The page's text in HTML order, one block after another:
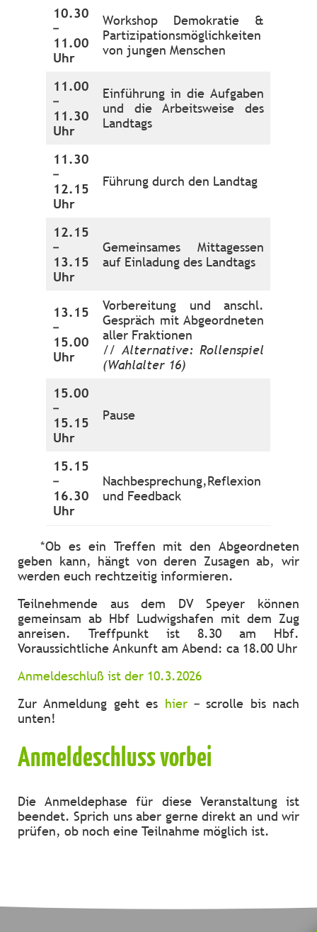
10.30
–
11.00
Uhr
Workshop Demokratie &
Partizipationsmöglichkeiten
von jungen Menschen
11.00
–
11.30
Uhr
Einführung in die Aufgaben
und die Arbeitsweise des
Landtags
11.30
–
12.15
Uhr
Führung durch den Landtag
12.15
–
13.15
Uhr
Gemeinsames Mittagessen
auf Einladung des Landtags
13.15
–
15.00
Uhr
Vorbereitung und anschl.
Gespräch mit Abgeordneten
aller Fraktionen
// Alternative: Rollenspiel
(Wahlalter 16)
15.00
–
15.15
Uhr
Pause
15.15
–
16.30
Uhr
Nachbesprechung,Reflexion
und Feedback
*Ob es ein Treffen mit den Abgeordneten
geben kann, hängt von deren Zusagen ab, wir
werden euch rechtzeitig informieren.
Teilnehmende aus dem DV Speyer können
gemeinsam ab Hbf Ludwigshafen mit dem Zug
anreisen. Treffpunkt ist 8.30 am Hbf.
Voraussichtliche Ankunft am Abend: ca 18.00 Uhr
Anmeldeschluß ist der 10.3.2026
Zur Anmeldung geht es hier – scrolle bis nach
unten!
Anmeldeschluss vorbei
Die Anmeldephase für diese Veranstaltung ist
beendet. Sprich uns aber gerne direkt an und wir
prüfen, ob noch eine Teilnahme möglich ist.